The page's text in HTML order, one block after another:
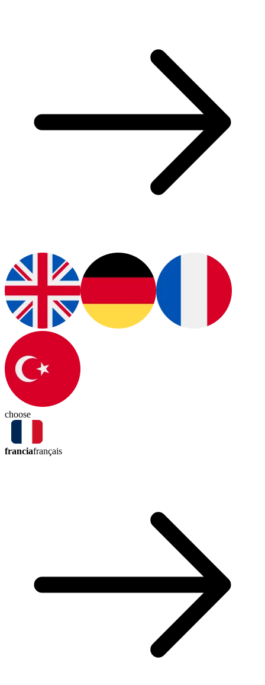
choose
franciafrançais